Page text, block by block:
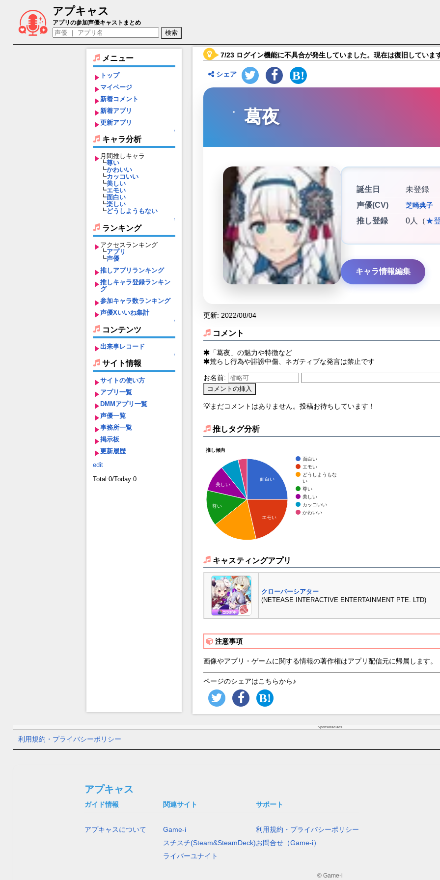
アプキャス
葛夜（声優：芝崎典子)【クローバーシアター】キャラ紹介
アプリの参加声優キャストまとめ
メニュー
トップ
マイページ
新着コメント
新着アプリ
更新アプリ
↑
キャラ分析
月間推しキャラ
┗尊い
┗かわいい
┗カッコいい
┗美しい
┗エモい
┗面白い
┗楽しい
┗どうしようもない
↑
ランキング
アクセスランキング
┗アプリ
┗声優
推しアプリランキング
推しキャラ登録ランキン
グ
参加キャラ数ランキング
声優Xいいね集計
↑
コンテンツ
出来事レコード
↑
サイト情報
サイトの使い方
アプリ一覧
DMMアプリ一覧
声優一覧
事務所一覧
掲示板
更新履歴
edit
Total:0/Today:0
7/23 ログイン機能に不具合が発生していました。現在は復旧していま
シェア
葛夜
誕生日
未登録
声優(CV)
芝崎典子
推し登録 0人（★
キャラ情報編集
更新: 2022/08/04
コメント
「葛夜」の魅力や特徴など
荒らし行為や誹謗中傷、ネガティブな発言は禁止です
お名前:
💡まだコメントはありません。投稿お待ちしています！
推しタグ分析
推し傾向
面白い
エモい
どうしようもな
い
尊い
美しい
カッコいい
かわいい
面白い
エモい
美しい
尊い
キャスティングアプリ
クローバーシアター
(NETEASE INTERACTIVE ENTERTAINMENT PTE. LTD)
注意事項
画像やアプリ・ゲームに関する情報の著作権はアプリ配信元に帰属します。
ページのシェアはこちらから♪
Sponsored ads
利用規約・プライバシーポリシー
アプキャス
ガイド情報
アプキャスについて
関連サイト
Game-i
スチスチ(Steam&SteamDeck)
ライバーユナイト
サポート
利用規約・プライバシーポリシー
お問合せ（Game-i）
© Game-i